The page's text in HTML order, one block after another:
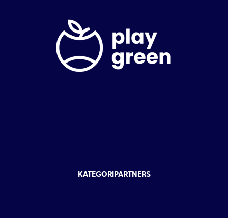
KATEGORIPARTNERS